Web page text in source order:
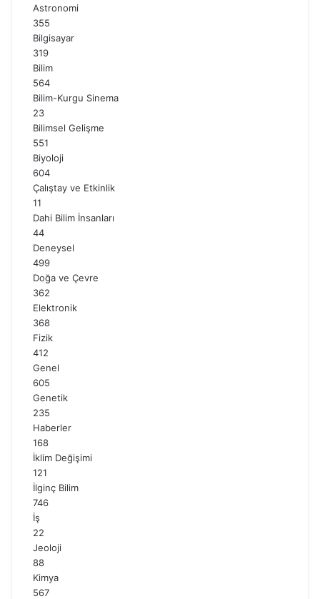
Astronomi
355
Bilgisayar
319
Bilim
564
Bilim-Kurgu Sinema
23
Bilimsel Gelişme
551
Biyoloji
604
Çalıştay ve Etkinlik
11
Dahi Bilim İnsanları
44
Deneysel
499
Doğa ve Çevre
362
Elektronik
368
Fizik
412
Genel
605
Genetik
235
Haberler
168
İklim Değişimi
121
İlginç Bilim
746
İş
22
Jeoloji
88
Kimya
567